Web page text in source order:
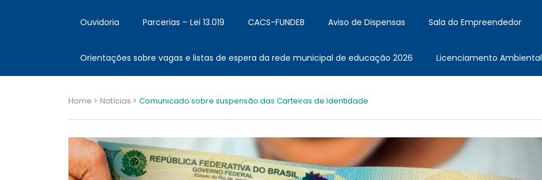
Ouvidoria Parcerias – Lei 13.019 CACS-FUNDEB Aviso de Dispensas Sala do Empreendedor
Orientações sobre vagas e listas de espera da rede municipal de educação 2026 Licenciamento Ambiental
Home > Notícias > Comunicado sobre suspensão das Carteiras de Identidade